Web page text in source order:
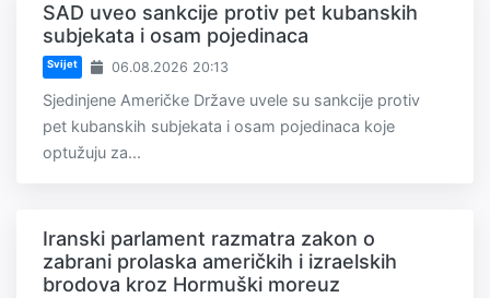
SAD uveo sankcije protiv pet kubanskih
subjekata i osam pojedinaca
Svijet 06.08.2026 20:13
Sjedinjene Američke Države uvele su sankcije protiv
pet kubanskih subjekata i osam pojedinaca koje
optužuju za...
Iranski parlament razmatra zakon o
zabrani prolaska američkih i izraelskih
brodova kroz Hormuški moreuz